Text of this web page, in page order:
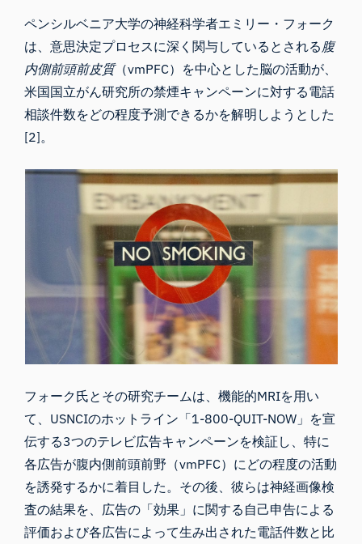
ペンシルベニア大学の神経科学者エミリー・フォーク
は、意思決定プロセスに深く関与しているとされる腹
内側前頭前皮質（vmPFC） を中心とした脳の活動が、
米国国立がん研究所の禁煙キャンペーンに対する電話
相談件数をどの程度予測できるかを解明しようとした
[2]。
フォーク氏とその研究チームは、機能的MRIを用い
て、USNCIのホットライン「1-800-QUIT-NOW」を宣
伝する3つのテレビ広告キャンペーンを検証し、特に
各広告が腹内側前頭前野（vmPFC）にどの程度の活動
を誘発するかに着目した。その後、彼らは神経画像検
査の結果を、広告の「効果」に関する自己申告による
評価および各広告によって生み出された電話件数と比